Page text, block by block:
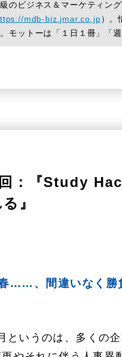
のビジネス＆マーケティン
mdb-biz.jmar.co.jp）。
モットーは「１日１冊」「週
：『Study
』
……、間違いなく勝
というのは、多くの